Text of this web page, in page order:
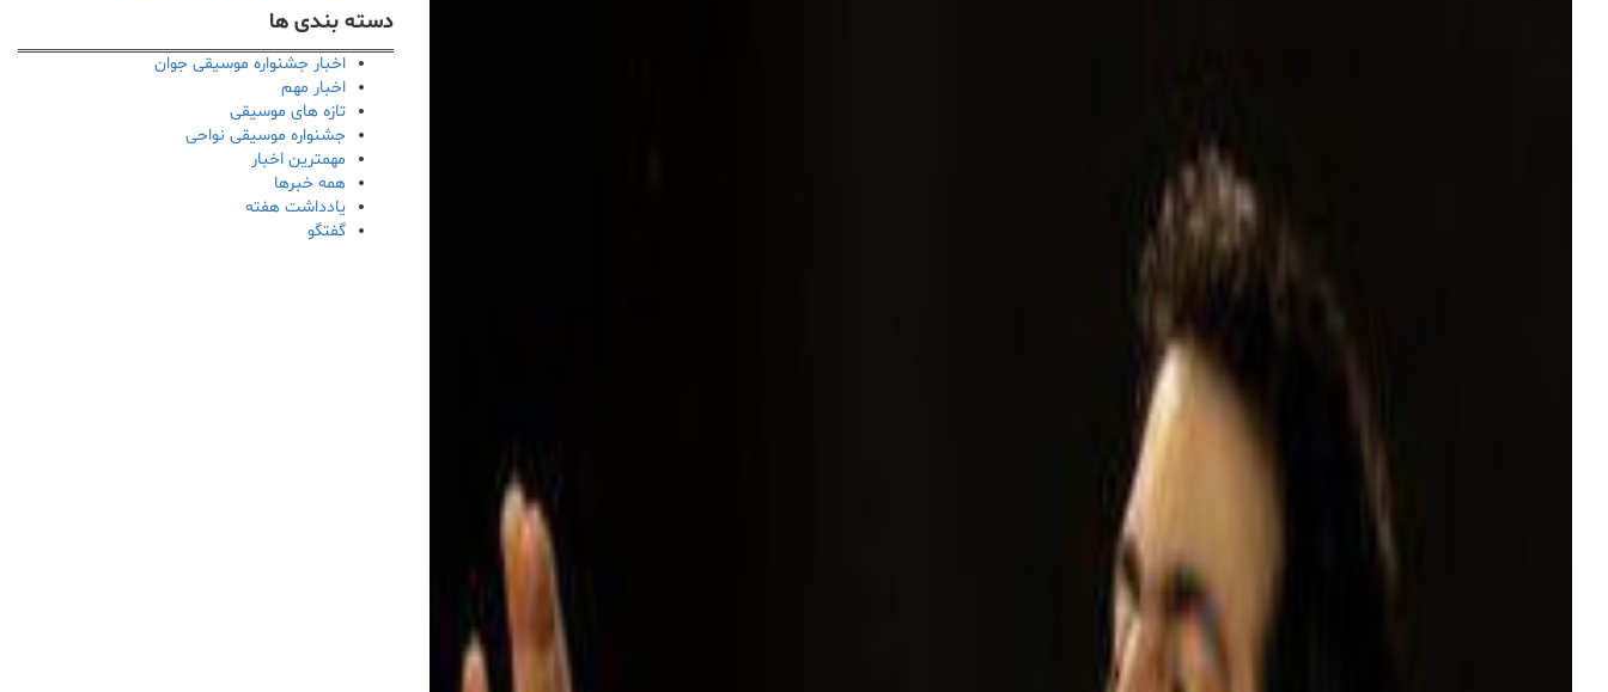
دسته بندی ها
اخبار جشنواره موسیقی جوان
اخبار مهم
تازه های موسیقی
جشنواره موسیقی نواحی
مهمترین اخبار
همه خبرها
یادداشت هفته
گفتگو